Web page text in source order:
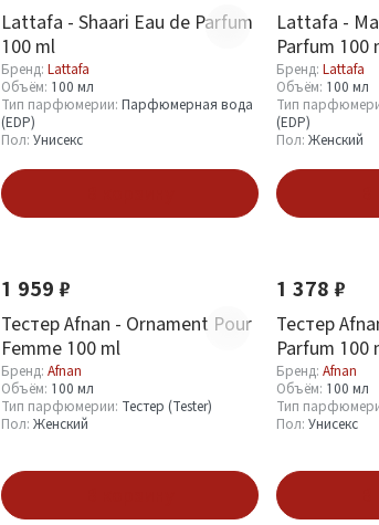
Lattafa - Shaari Eau de Parfum
100 ml
Бренд: Lattafa
Объём: 100 мл
Тип парфюмерии: Парфюмерная вода
(EDP)
Пол: Унисекс
Lattafa -
Parfum 100
Бренд: Lattafa
Объём: 100 мл
Тип
(EDP)
Пол: Женский
1 959 ₽
Тестер Afnan - Ornament Pour
Femme 100 ml
Бренд: Afnan
Объём: 100 мл
Тип парфюмерии: Тестер (Tester)
Пол: Женский
1 378 ₽
Тестер
Parfum 100
Бренд: Afnan
Объём: 100 мл
Тип
Пол: Унисекс